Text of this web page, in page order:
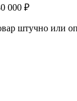
000 ₽
штучно или